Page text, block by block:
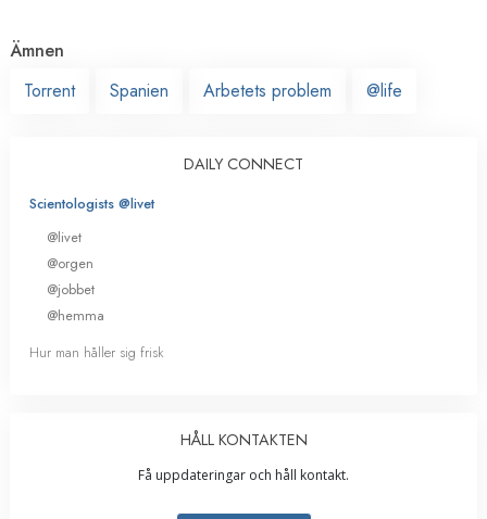
Ämnen
Torrent
Spanien Arbetets problem @life
DAILY CONNECT
Scientologists @livet
@livet
@orgen
@jobbet
@hemma
Hur man håller sig frisk
HÅLL KONTAKTEN
Få uppdateringar och håll kontakt.